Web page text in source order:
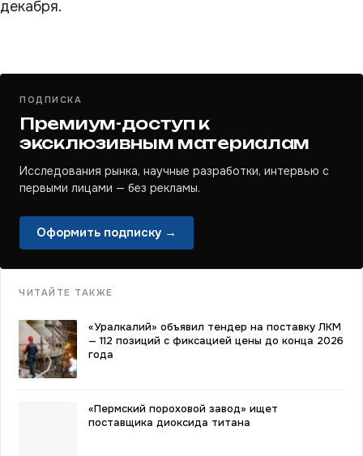
декабря.
ПОДПИСКА
Премиум-доступ к
эксклюзивным материалам
Исследования рынка, научные разработки, интервью с
первыми лицами — без рекламы.
Оформить подписку →
ЧИТАЙТЕ ТАКЖЕ
«Уралкалий» объявил тендер на поставку ЛКМ
— 112 позиций с фиксацией цены до конца 2026
года
«Пермский пороховой завод» ищет
поставщика диоксида титана